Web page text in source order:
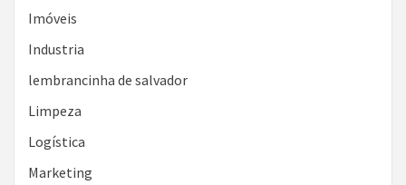
Imóveis
Industria
lembrancinha de salvador
Limpeza
Logística
Marketing